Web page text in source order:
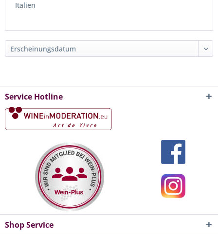
Italien
Service Hotline
Shop Service